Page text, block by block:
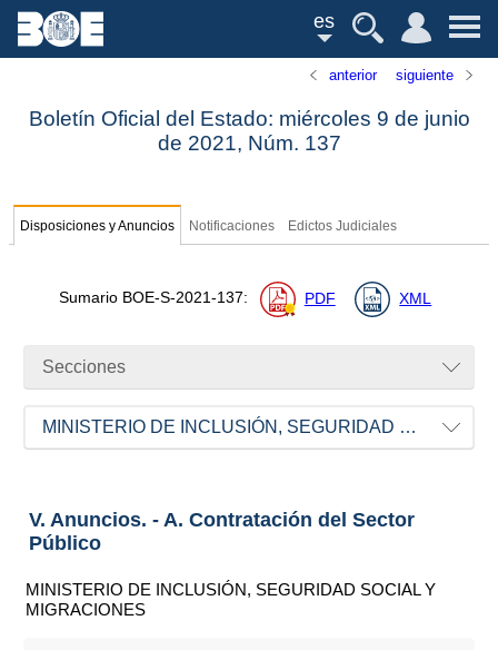
es
anterior siguiente
Boletín Oficial del Estado: miércoles 9 de junio
de 2021, Núm. 137
Disposiciones y Anuncios Notificaciones Edictos Judiciales
Sumario BOE-S-2021-137: PDF XML
Secciones
MINISTERIO DE INCLUSIÓN, SEGURIDAD SOCIAL Y MIGRACIONES
V. Anuncios. - A. Contratación del Sector
Público
MINISTERIO DE INCLUSIÓN, SEGURIDAD SOCIAL Y
MIGRACIONES